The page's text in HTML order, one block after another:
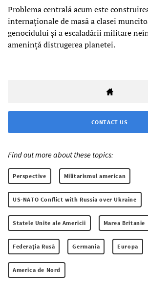
Problema centrală acum este
internaționale de masă a clasei
genocidului și a escaladării militare
amenință distrugerea planetei.
CONTACT US
Find out more about these topics:
Perspective Militarismul american
US-NATO Conflict with Russia over Ukraine
Statele Unite ale Americii Marea Britanie
Federaţia Rusă Germania Europa
America de Nord